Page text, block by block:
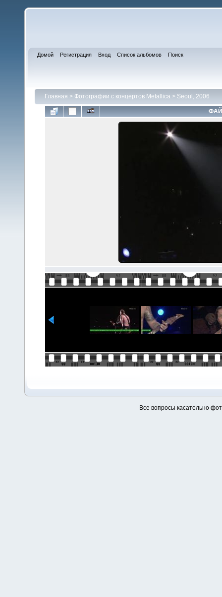
Домой Регистрация Вход Список альбомов Поиск
Главная > Фотографии с концертов Metallica > Seoul, 2006
Все вопросы касательно